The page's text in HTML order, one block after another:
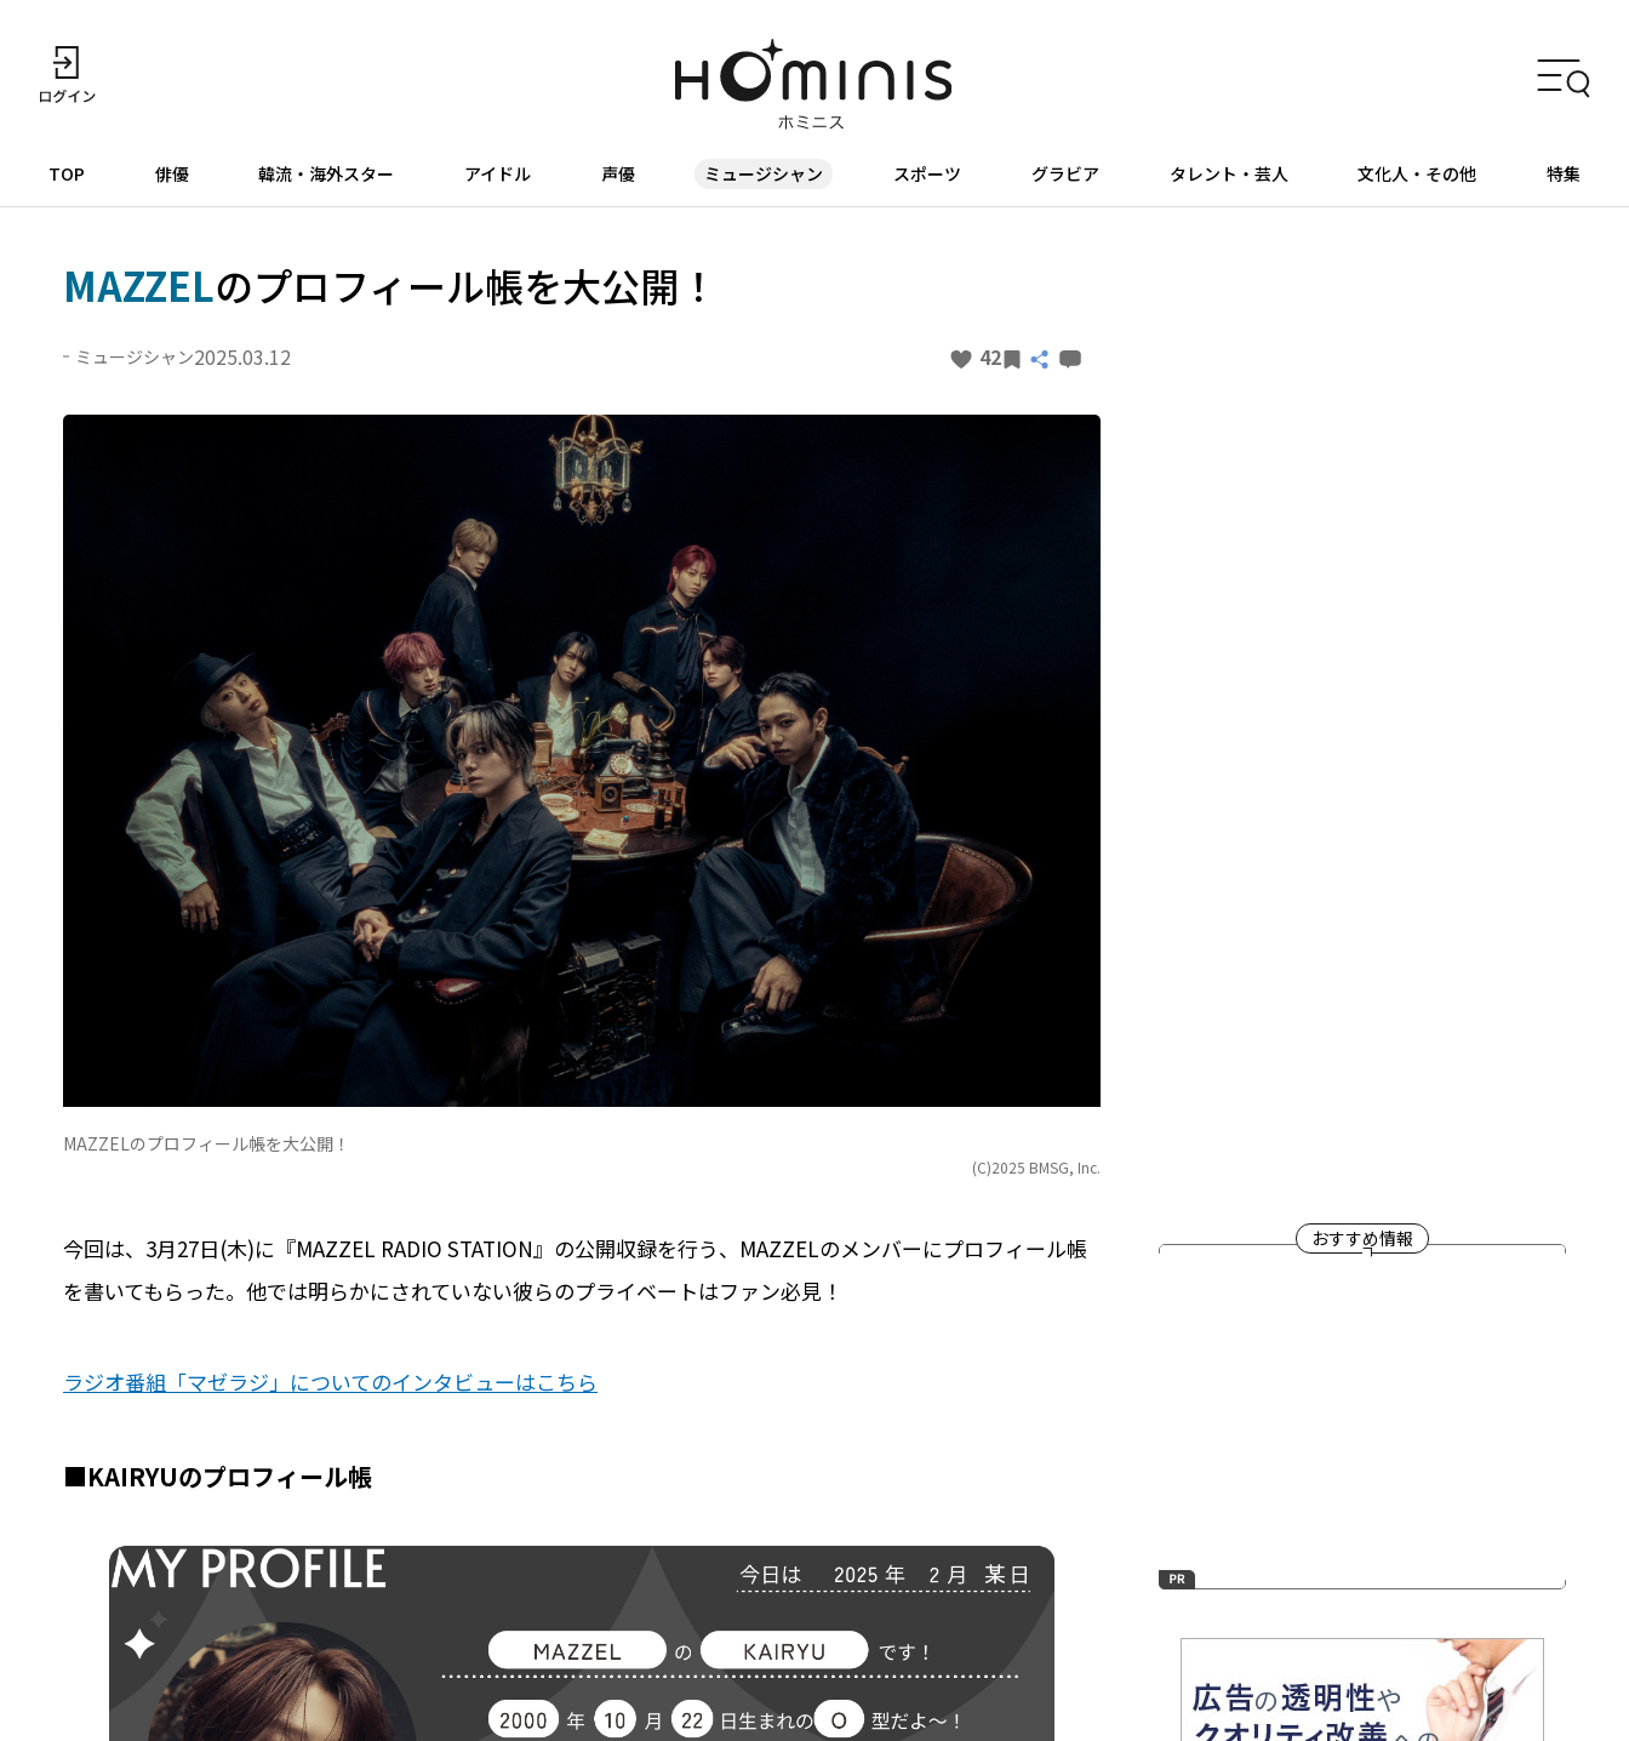
TOP 俳優 韓流・海外スター アイドル 声優 ミュージシャン スポーツ グラビア タレント・芸人 文化人・その他 特集
MAZZELのプロフィール帳を大公開！
ミュージシャン2025.03.12 42
MAZZELのプロフィール帳を大公開！
(C)2025 BMSG, Inc.
今回は、3月27日(木)に『MAZZEL RADIO STATION』の公開収録を行う、MAZZELのメンバーにプロフィール帳
を書いてもらった。他では明らかにされていない彼らのプライベートはファン必見！
ラジオ番組「マゼラジ」についてのインタビューはこちら
■KAIRYUのプロフィール帳
おすすめ情報